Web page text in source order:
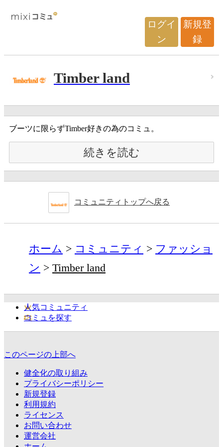
ログイ
ン
新規登
録
Timber land
ブーツに限らずTimber好きの為のコミュ。
続きを読む
コミュニティトップへ戻る
ホーム コミュニティ
ファッショ
ン
Timber land
人気コミュニティ
コミュを探す
このページの上部へ
健全化の取り組み
プライバシーポリシー
新規登録
利用規約
ライセンス
お問い合わせ
運営会社